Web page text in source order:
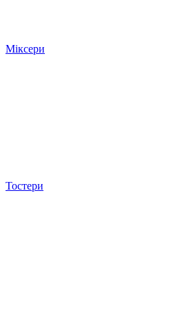
Міксери
Тостери